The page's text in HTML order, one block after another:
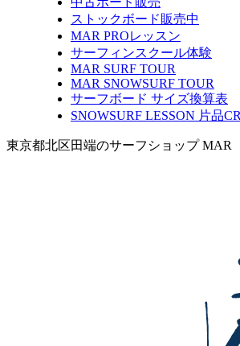
ストックボード販売中
MAR PROレッスン
サーフィンスクール体験
MAR SURF TOUR
MAR SNOWSURF TOUR
サーフボード サイズ換算表
SNOWSURF LESSON 片品
東京都北区田端のサーフショップ MAR